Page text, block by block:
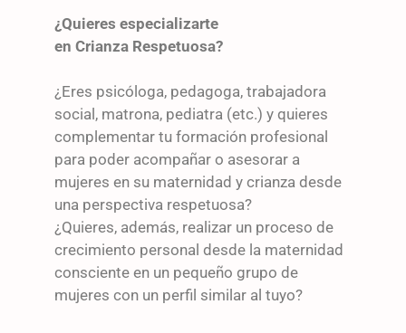
¿Quieres especializarte
en Crianza Respetuosa?
¿Eres psicóloga, pedagoga, trabajadora
social, matrona, pediatra (etc.) y quieres
complementar tu formación profesional
para poder acompañar o asesorar a
mujeres en su maternidad y crianza desde
una perspectiva respetuosa?
¿Quieres, además, realizar un proceso de
crecimiento personal desde la maternidad
consciente en un pequeño grupo de
mujeres con un perfil similar al tuyo?